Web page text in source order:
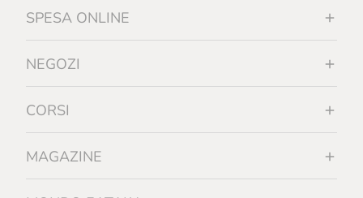
Salumificio Bazza
Salumificio Romano Mainelli
Santoro
Sapori Dell'Antica Murgia
SPESA ONLINE
NEGOZI
CORSI
MAGAZINE